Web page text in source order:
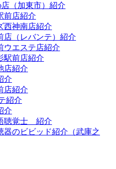
（加東市）紹介
店紹介
神南店紹介
（レバンテ）紹介
エステ店紹介
前店紹介
店紹介
介
店紹介
紹介
介
聴覚士 紹介
のビビッド紹介（武庫之